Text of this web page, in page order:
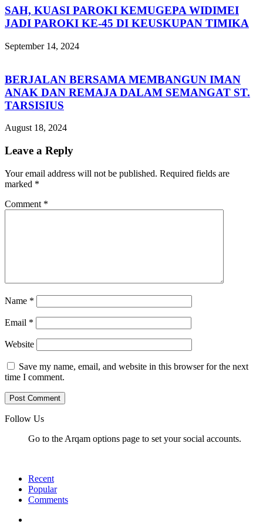
SAH, KUASI PAROKI KEMUGEPA WIDIMEI
JADI PAROKI KE-45 DI KEUSKUPAN TIMIKA
September 14, 2024
BERJALAN BERSAMA MEMBANGUN IMAN
ANAK DAN REMAJA DALAM SEMANGAT ST.
TARSISIUS
August 18, 2024
Leave a Reply
Your email address will not be published. Required fields are
marked *
Comment *
Name *
Email *
Website
Save my name, email, and website in this browser for the next
time I comment.
Follow Us
Go to the Arqam options page to set your social accounts.
Recent
Popular
Comments